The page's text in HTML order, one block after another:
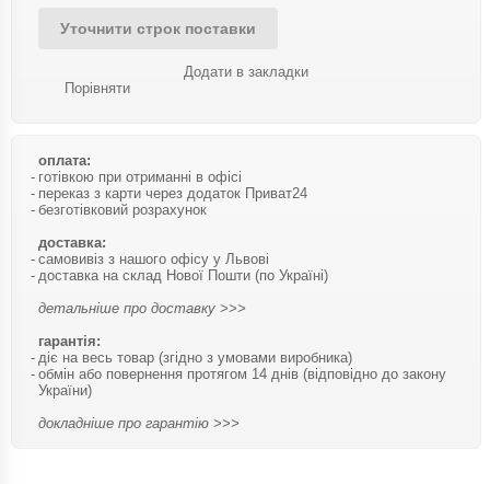
Уточнити строк поставки
Порівняти
Додати в закладки
оплата:
готівкою при отриманні в офісі
переказ з карти через додаток Приват24
безготівковий розрахунок
доставка:
самовивіз з нашого офісу у Львові
доставка на склад Нової Пошти (по Україні)
детальніше про доставку >>>
гарантія:
діє на весь товар (згідно з умовами виробника)
обмін або повернення протягом 14 днів (відповідно до закону
України)
докладніше про гарантію >>>